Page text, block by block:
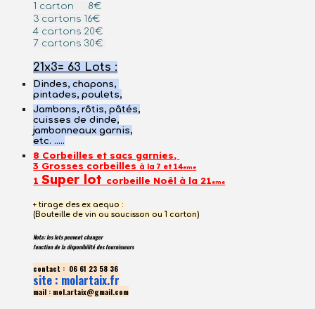
1 carton 8€
3 cartons 16€
4 cartons 20€
7 cartons 30€
21x3= 63 Lots :
Dindes, chapons,
pintades,poulets,
Jambons, rôtis, pâtés,
cuisses de dinde,
jambonneaux garnis,
etc. .....
8 Corbeilles et sacs garnies,
3 Grosses corbeilles à la 7 et 14eme
1Super lot corbeille Noêl à la 21eme
+ tirage des ex aequo :
(Bouteille de vin ou saucisson ou 1 carton)
Nota: les lots peuvent changer
fonction de la disponibilité des fournisseurs
contact : 06 61 23 58 36
site : molartaix.fr
mail : mol.artaix@gmail.com